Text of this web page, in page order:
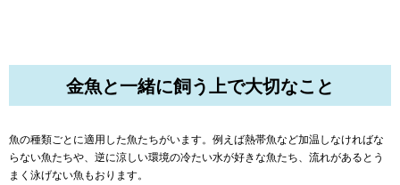
金魚と一緒に飼う上で大切なこと
魚の種類ごとに適用した魚たちがいます。例えば熱帯魚など加温しなければな
らない魚たちや、逆に涼しい環境の冷たい水が好きな魚たち、流れがあるとう
まく泳げない魚もおります。